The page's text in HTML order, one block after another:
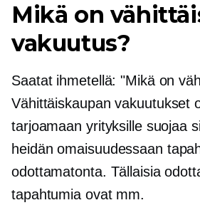
Mikä on
vakuutus?
Saatat ihmetellä: "Mikä on
Vähittäiskaupan vakuutukset
tarjoamaan yrityksille suojaa
heidän omaisuudessaan
odottamatonta. Tällaisia
tapahtumia ovat mm.